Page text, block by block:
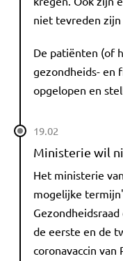
niet tevreden
De patiënten (of
gezondheids- en
opgelopen en
19.02
Ministerie wil
Het ministerie
mogelijke
de eerste en de
coronavaccin